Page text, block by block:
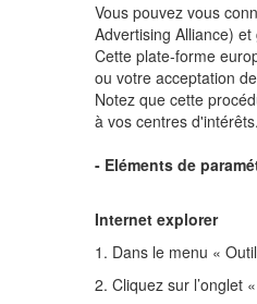
Vous pouvez vous
Advertising Alliance)
Cette plate-forme
ou votre acceptation
Notez que cette
à vos centres d'intérêts.
- Eléments de
Internet explorer
1. Dans le menu «
2. Cliquez sur l’onglet